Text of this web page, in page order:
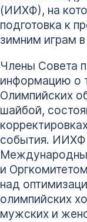
(ИИХФ), на
подготовка к
зимним играм
Члены Совета
информацию о
Олимпийских
шайбой,
события. ИИХФ
и
над
олимпийских
мужских и